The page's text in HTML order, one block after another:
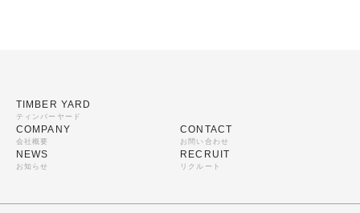
TIMBER YARD
ティンバーヤード
COMPANY
会社概要
NEWS
お知らせ
CONTACT
お問い合わせ
RECRUIT
リクルート